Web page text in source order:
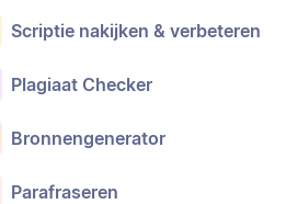
Scriptie nakijken & verbeteren
Plagiaat Checker
Bronnengenerator
Parafraseren